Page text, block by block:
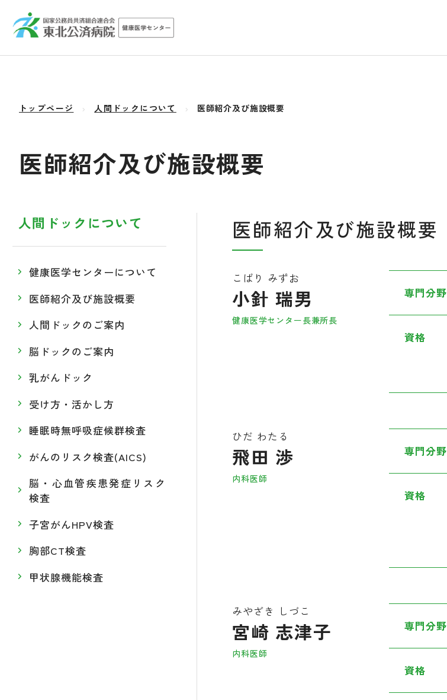
トップページ 人間ドックについて 医師紹介及び施設概要
医師紹介及び施設概要
医師紹介及び施設概要
こばり みずお
小針 瑞男
健康医学センター長兼所長
専門分野
資格
ひだ わたる
飛田 渉
内科医師
専門分野
資格
みやざき しづこ
宮崎 志津子
内科医師
専門分野
資格
人間ドックについて
健康医学センターについて
医師紹介及び施設概要
人間ドックのご案内
脳ドックのご案内
乳がんドック
受け方・活かし方
睡眠時無呼吸症候群検査
がんのリスク検査(AICS)
脳・心血管疾患発症リスク
検査
子宮がんHPV検査
胸部CT検査
甲状腺機能検査